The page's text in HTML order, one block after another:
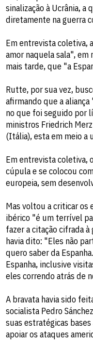
sinalização à Ucrânia, a
diretamente na guerra
Em entrevista coletiva,
amor naquela sala", em
mais tarde, que "a
Rutte, por sua vez,
afirmando que a
no que foi seguido por
ministros Friedrich
(Itália), esta em meio a
Em entrevista coletiva,
cúpula e se colocou
europeia, sem
Mas voltou a criticar os
ibérico "é um terrível
fazer a citação cifrada
havia dito: "Eles não
quero saber da
Espanha, inclusive
eles correndo atrás de
A bravata havia sido
socialista Pedro
suas estratégicas
apoiar os ataques